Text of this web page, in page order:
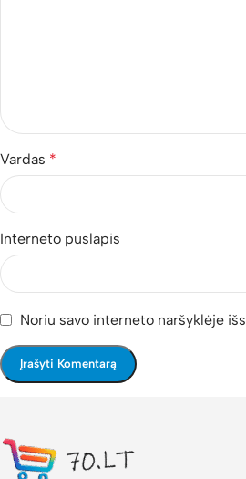
Vardas *
Interneto puslapis
Noriu savo interneto naršyklėje